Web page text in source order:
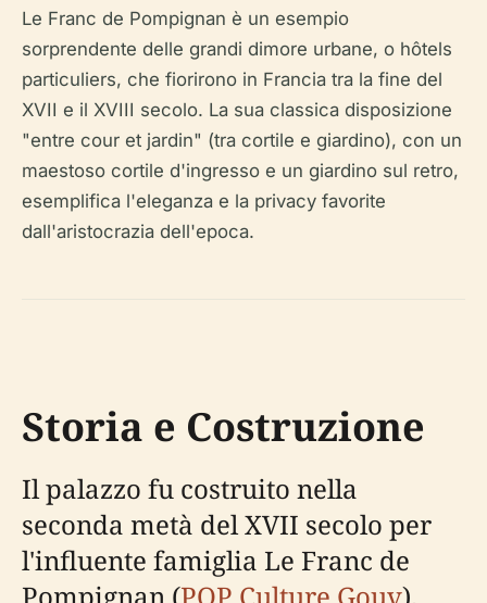
Le Franc de Pompignan è un esempio
sorprendente delle grandi dimore urbane, o hôtels
particuliers, che fiorirono in Francia tra la fine del
XVII e il XVIII secolo. La sua classica disposizione
"entre cour et jardin" (tra cortile e giardino), con un
maestoso cortile d'ingresso e un giardino sul retro,
esemplifica l'eleganza e la privacy favorite
dall'aristocrazia dell'epoca.
Storia e Costruzione
Il palazzo fu costruito nella
seconda metà del XVII secolo per
l'influente famiglia Le Franc de